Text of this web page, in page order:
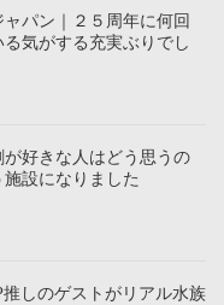
パン｜２５周年に何回
気がする充実ぶりでし
好きな人はどう思うの
設になりました
しのゲストがリアル水族